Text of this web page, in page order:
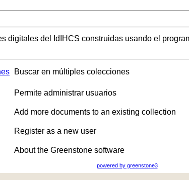
digitales del IdIHCS construidas usando el
Buscar en múltiples colecciones
Permite administrar usuarios
Add more documents to an existing collection
Register as a new user
About the Greenstone software
powered by greenstone3